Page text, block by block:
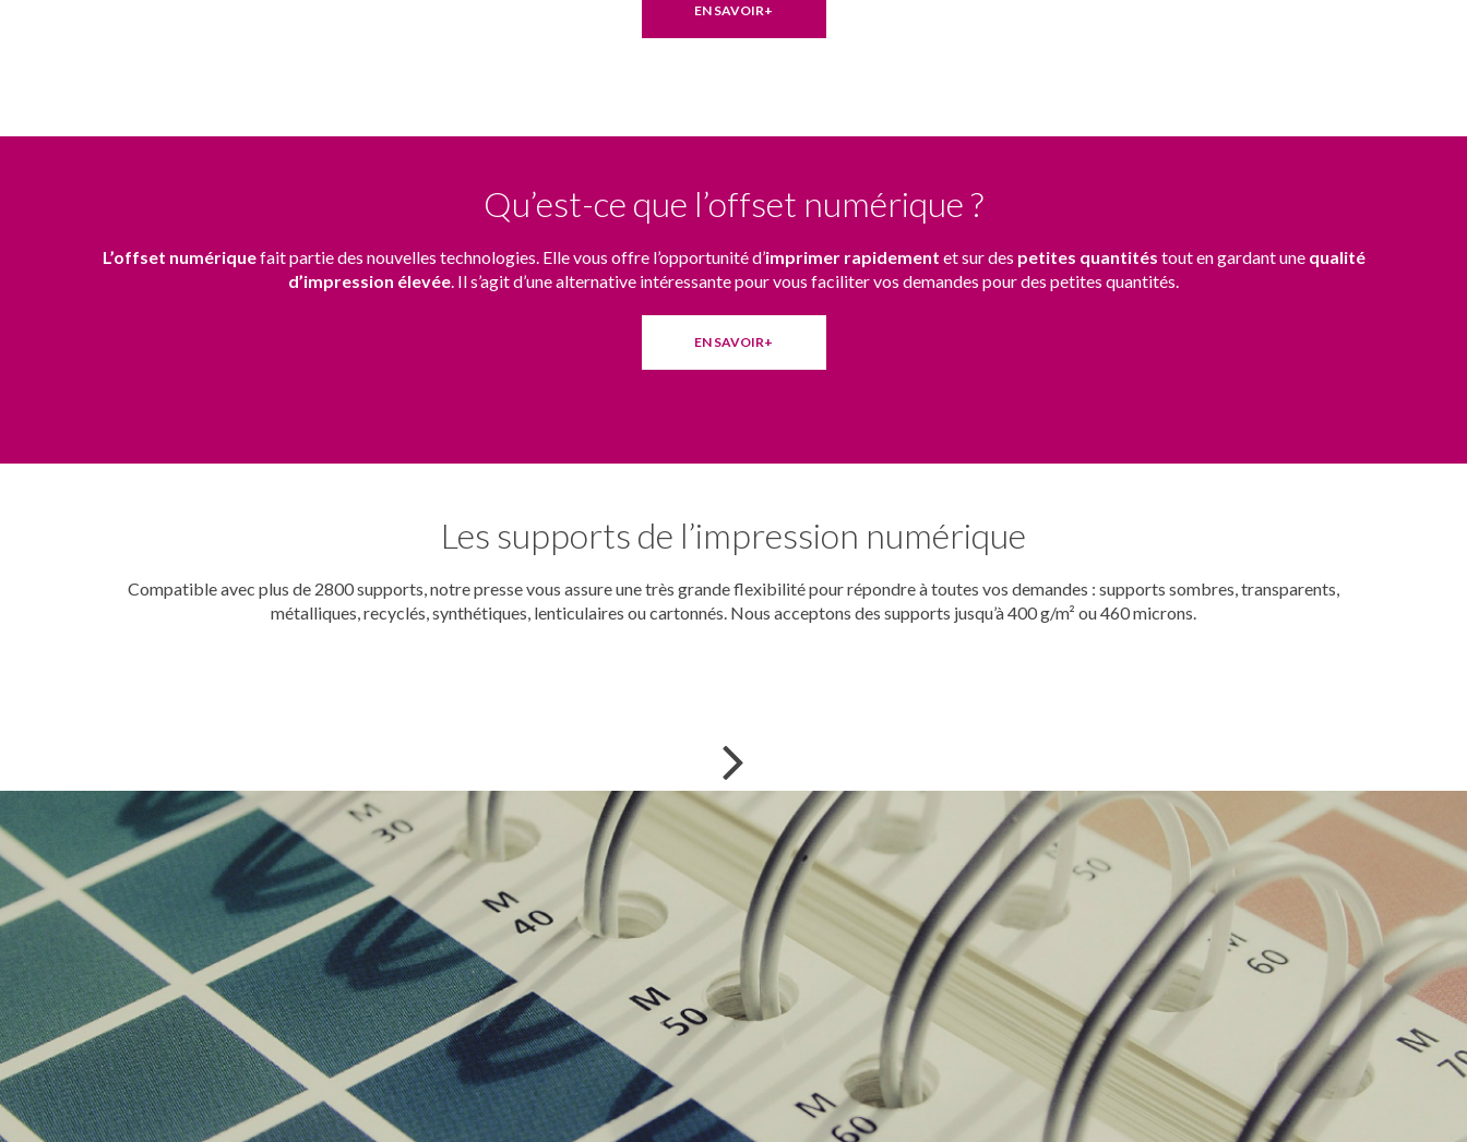
EN SAVOIR+
Qu’est-ce que l’offset numérique ?
L’offset numériquefait partie des nouvelles technologies. Elle vous offre l’opportunité d’imprimer rapidement et sur des petites quantités tout en gardant une qualité
d’impression élevée . Il s’agit d’une alternative intéressante pour vous faciliter vos demandes pour des petites quantités.
EN SAVOIR+
Les supports de l’impression numérique
Compatible avec plus de 2800 supports, notre presse vous assure une très grande flexibilité pour répondre à toutes vos demandes : supports sombres, transparents,
métalliques, recyclés, synthétiques, lenticulaires ou cartonnés. Nous acceptons des supports jusqu’à 400 g/m² ou 460 microns.